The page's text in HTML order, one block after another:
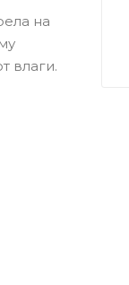
на
влаги.